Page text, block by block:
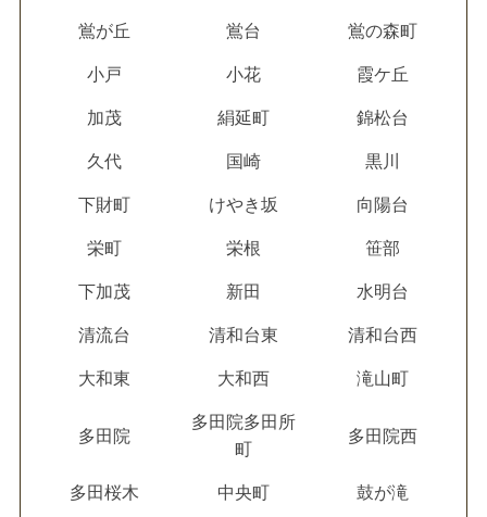
鴬が丘 鴬台 鴬の森町
小戸 小花 霞ケ丘
加茂 絹延町 錦松台
久代 国崎 黒川
下財町 けやき坂 向陽台
栄町 栄根 笹部
下加茂 新田 水明台
清流台 清和台東 清和台西
大和東 大和西 滝山町
多田院
多田院多田所
町
多田院西
多田桜木 中央町 鼓が滝